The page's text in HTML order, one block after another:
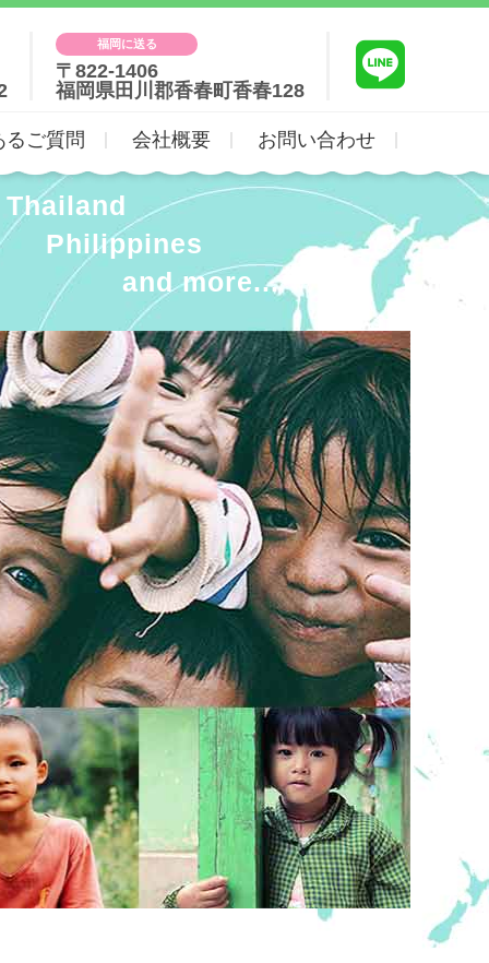
福岡に送る
〒822-1406
福岡県田川郡香春町香春128
るご質問 会社概要 お問い合わせ
Thailand
Philippines
and more...